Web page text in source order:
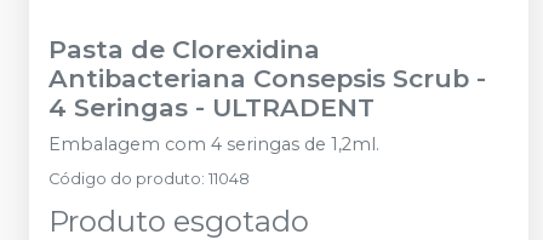
Pasta de Clorexidina
Antibacteriana Consepsis Scrub -
4 Seringas - ULTRADENT
Embalagem com 4 seringas de 1,2ml.
Código do produto: 11048
Produto esgotado